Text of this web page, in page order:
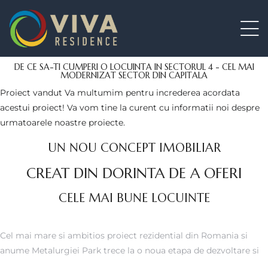
DE CE SA-TI CUMPERI O LOCUINTA IN SECTORUL 4 - CEL MAI
MODERNIZAT SECTOR DIN CAPITALA
Proiect vandut Va multumim pentru increderea acordata
acestui proiect! Va vom tine la curent cu informatii noi despre
urmatoarele noastre proiecte.
UN NOU CONCEPT IMOBILIAR
CREAT DIN DORINTA DE A OFERI
CELE MAI BUNE LOCUINTE
Cel mai mare si ambitios proiect rezidential din Romania si
anume Metalurgiei Park trece la o noua etapa de dezvoltare si
3
3
3